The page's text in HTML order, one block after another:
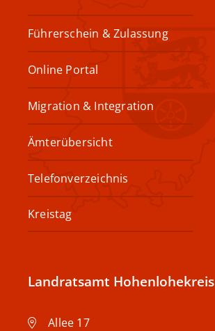
Führerschein & Zulassung
Online Portal
Migration & Integration
Ämterübersicht
Telefonverzeichnis
Kreistag
Landratsamt Hohenlohekreis
Allee 17